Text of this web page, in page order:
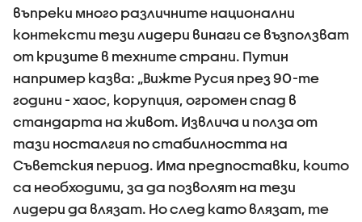
въпреки много различните национални
контексти тези лидери винаги се възползват
от кризите в техните страни. Путин
например казва: „Вижте Русия през 90-те
години - хаос, корупция, огромен спад в
стандарта на живот. Извлича и полза от
тази носталгия по стабилността на
Съветския период. Има предпоставки, които
са необходими, за да позволят на тези
лидери да влязат. Но след като влязат, те